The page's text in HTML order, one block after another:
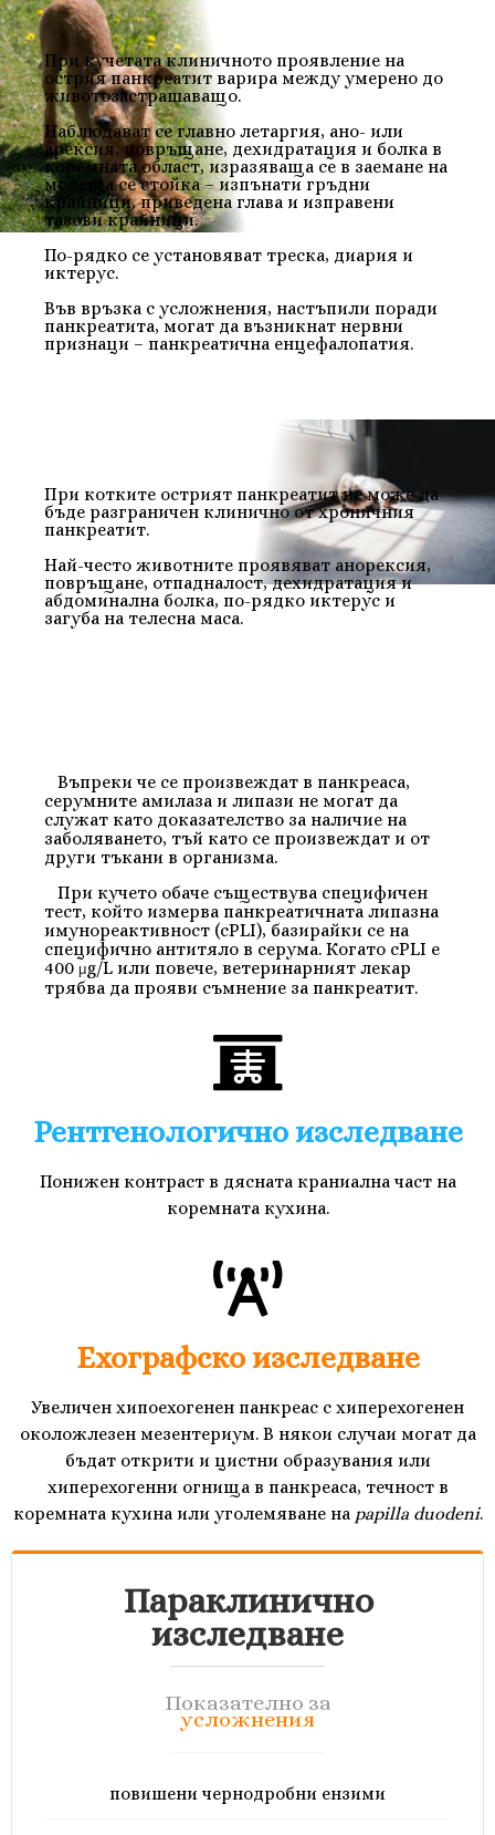
При кучетатаклиничното проявление на
острияпанкреатит варира между умерено до
животозастрашаващо.
Наблюдават сеглавно летаргия, ано- или
арексия, повръщане, дехидратация и болка в
коремната област,изразяваща се в заемане на
молеща се стойка – изпънати гръдни
крайници, приведена глава и изправени
тазови крайници.
По-рядко се установяват треска, диария и
иктерус.
Във връзка с усложнения, настъпили поради
панкреатита, могат да възникнат нервни
признаци – панкреатична енцефалопатия.
При котките острият панкреатит не може да
бъде разграничен клинично от хроничния
панкреатит.
Най-често животните проявяват анорексия,
повръщане, отпадналост, дехидратация и
абдоминална болка, по-рядко иктерус и
загуба на телесна маса.
Въпреки че се произвеждат в панкреаса,
серумните амилаза и липази не могат да
служат като доказателство за наличие на
заболяването, тъй като се произвеждат и от
други тъкани в организма.
При кучето обаче съществува специфичен
тест, който измерва панкреатичната липазна
имунореактивност (cPLI), базирайки се на
специфично антитяло в серума. Когато cPLI е
400 μg/L или повече, ветеринарният лекар
трябва да прояви съмнение за панкреатит.
Рентгенологично изследване
Понижен контраст в дясната краниална част на
коремната кухина.
Ехографско изследване
Увеличен хипоехогенен панкреас с хиперехогенен
околожлезен мезентериум. В някои случаи могат да
бъдат открити и цистни образувания или
хиперехогенни огнища в панкреаса, течност в
коремната кухина или уголемяване на papilla duodeni.
Параклинично
изследване
Показателно за
усложнения
повишени чернодробни ензими